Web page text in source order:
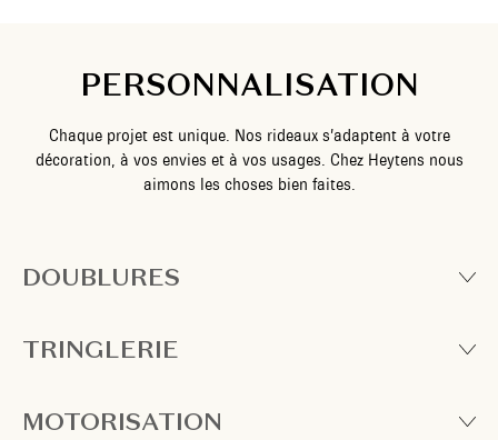
PERSONNALISATION
Chaque projet est unique. Nos rideaux s’adaptent à votre
décoration, à vos envies et à vos usages. Chez Heytens nous
aimons les choses bien faites.
DOUBLURES
TRINGLERIE
MOTORISATION